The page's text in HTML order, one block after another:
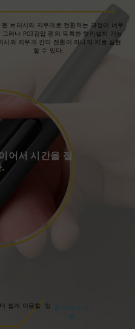
어서 시간을 절
.
펜 브러시와 지우개로 전환하는 과정이 너무
그러나 P03감압 펜의 독특한 핫키설치 기능
시와 지우개 간의 전환이 하나의 키로 실현
할 수 있다.
쉽게 이용할 있
펜 브러시 기
능